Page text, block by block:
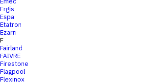
Ergis
Espa
Etatron
Ezarri
F
Fairland
FAIVRE
Firestone
Flagpool
Flexinox